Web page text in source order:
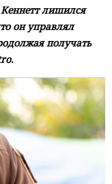
лишился
он управлял
получать